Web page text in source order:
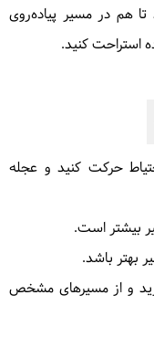
هم در مسیر پیاده‌روی
استراحت کنید.
حرکت کنید و عجله
بیشتر است.
بهتر باشد.
و از مسیرهای مشخص